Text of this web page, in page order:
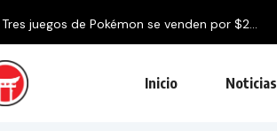
Tres juegos de Pokémon se venden por $2...
Inicio Noticias